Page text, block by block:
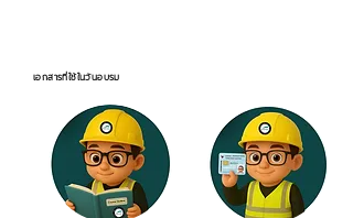
เอกสารที่ใช้ในวันอบรม